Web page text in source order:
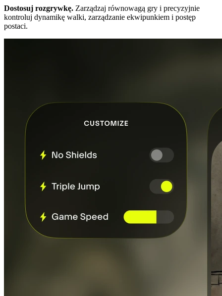
Dostosuj rozgrywkę. Zarządzaj równowagą gry i precyzyjnie
kontroluj dynamikę walki, zarządzanie ekwipunkiem i postęp
postaci.